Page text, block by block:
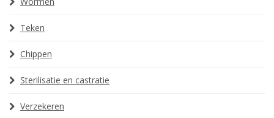
Teken
Chippen
Sterilisatie en castratie
Verzekeren